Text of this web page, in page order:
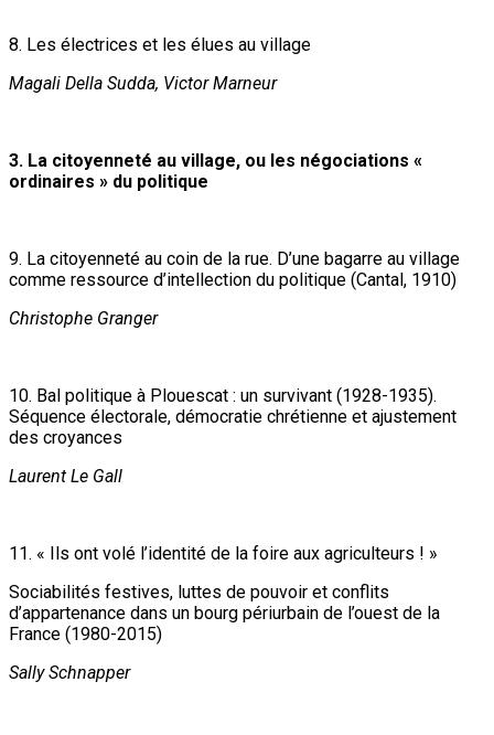
8. Les électrices et les élues au village
Magali Della Sudda, Victor Marneur
3. La citoyenneté au village, ou les négociations «
ordinaires » du politique
9. La citoyenneté au coin de la rue. D’une bagarre au village
comme ressource d’intellection du politique (Cantal, 1910)
Christophe Granger
10. Bal politique à Plouescat : un survivant (1928-1935).
Séquence électorale, démocratie chrétienne et ajustement
des croyances
Laurent Le Gall
11. « Ils ont volé l’identité de la foire aux agriculteurs ! »
Sociabilités festives, luttes de pouvoir et conflits
d’appartenance dans un bourg périurbain de l’ouest de la
France (1980-2015)
Sally Schnapper